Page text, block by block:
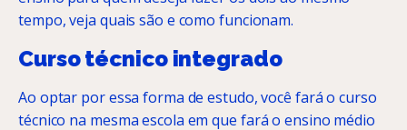
tempo, veja quais são e como funcionam.
Curso técnico integrado
Ao optar por essa forma de estudo, você fará o curso
técnico na mesma escola em que fará o ensino médio